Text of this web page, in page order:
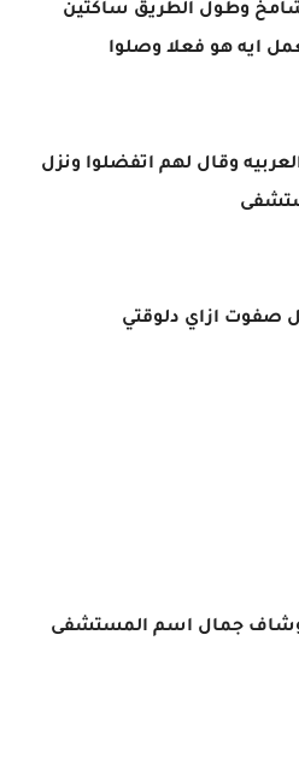
وطول الطريق ساكتين
ايه هو فعلا وصلوا
وقال لهم اتفضلوا ونزل
صفوت ازاي دلوقتي
جمال اسم المستشفى